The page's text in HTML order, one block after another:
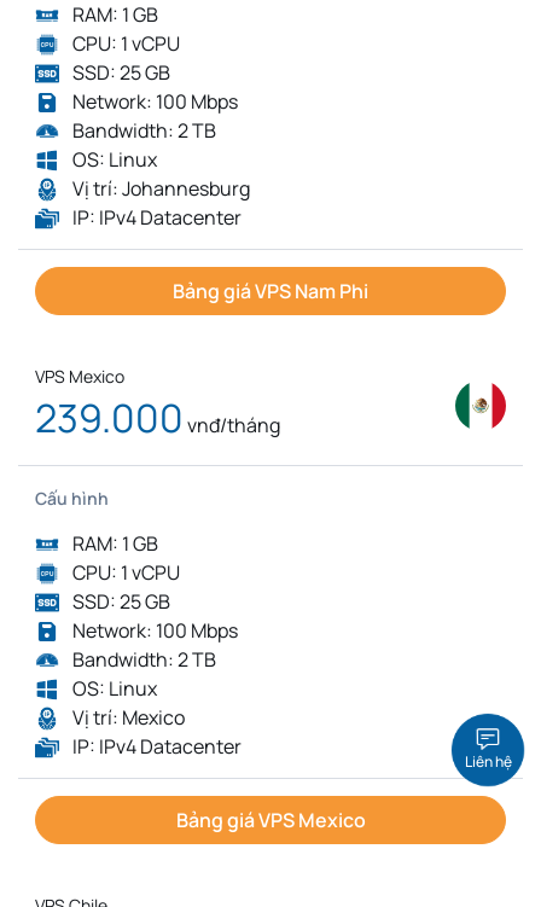
RAM: 1 GB
CPU: 1 vCPU
SSD: 25 GB
Network: 100 Mbps
Bandwidth: 2 TB
OS: Linux
Vị trí: Johannesburg
IP: IPv4 Datacenter
Bảng giá VPS Nam Phi
VPS Mexico
239.000 vnđ/tháng
Cấu hình
RAM: 1 GB
CPU: 1 vCPU
SSD: 25 GB
Network: 100 Mbps
Bandwidth: 2 TB
OS: Linux
Vị trí: Mexico
IP: IPv4 Datacenter
Bảng giá VPS Mexico
Liên hệ